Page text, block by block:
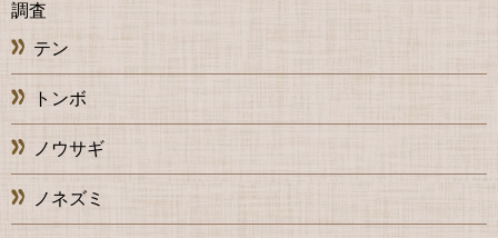
調査
テン
トンボ
ノウサギ
ノネズミ